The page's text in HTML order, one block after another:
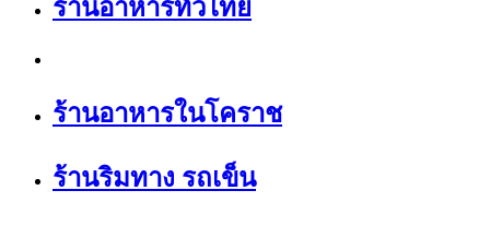
ร้านอาหารทั่วไทย
ร้านอาหารในโคราช
ร้านริมทาง รถเข็น